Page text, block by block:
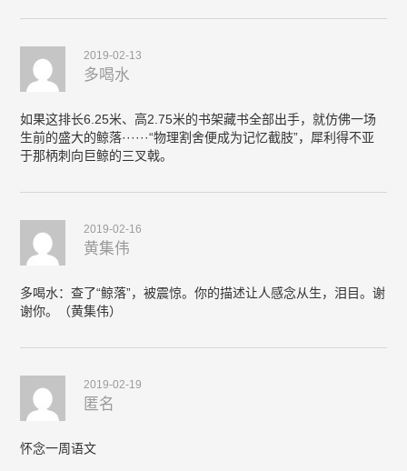
2019-02-13
多喝水
如果这排长6.25米、高2.75米的书架藏书全部出手，就仿佛一场
生前的盛大的鲸落······“物理割舍便成为记忆截肢”，犀利得不亚
于那柄刺向巨鲸的三叉戟。
2019-02-16
黄集伟
多喝水：查了“鲸落”，被震惊。你的描述让人感念从生，泪目。谢
谢你。（黄集伟）
2019-02-19
匿名
怀念一周语文